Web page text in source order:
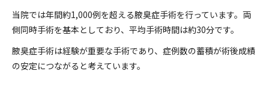
当院では年間約1,000例を超える腋臭症手術を行っています。両
側同時手術を基本としており、平均手術時間は約30分です。
腋臭症手術は経験が重要な手術であり、症例数の蓄積が術後成績
の安定につながると考えています。